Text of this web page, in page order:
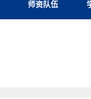
师资队伍